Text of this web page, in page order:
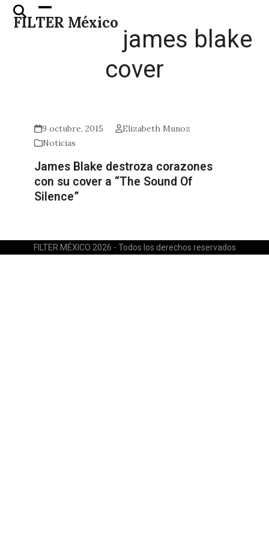
Skip
FILTER México
Open
mobile
Close
mobile
james blake
cover
9 octubre, 2015
Elizabeth Munoz
Noticias
James Blake destroza corazones
con su cover a “The Sound Of
Silence”
FILTER MÉXICO 2026 - Todos los derechos reservados